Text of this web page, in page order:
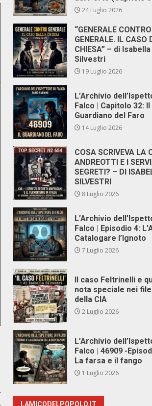
24 Luglio 2026
“GENERALE CONTRO
GENERALE. IL CASO
CHIESA” – di Isabella
Silvestri
19 Luglio 2026
L’Archivio
Falco | Capitolo 32: Il
Guardiano del Faro
14 Luglio 2026
COSA SCRIVEVA LA
ANDREOTTI E I
SEGRETI? – DI
SILVESTRI
8 Luglio 2026
L’Archivio
Falco | Episodio 4:
Catalogare l’Ignoto
7 Luglio 2026
Il caso Feltrinelli e
nota speciale nei
della CIA
2 Luglio 2026
L’Archivio
Falco | 46909 -
La farsa e il fango
1 Luglio 2026
LAMICODELPOPOLO.IT